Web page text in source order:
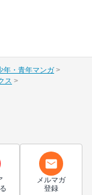
年・青年マンガ
ス
メルマガ
登録